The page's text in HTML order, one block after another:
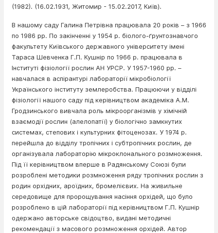
(1982). (16.02.1931, Житомир - 15.02.2017, Київ).
В нашому саду Галина Петрівна працювала 20 років – з 1966
по 1986 рр. По закінченні у 1954 р. біолого-ґрунтознавчого
факультету Київського державного університету імені
Тараса Шевченка Г.П. Кушнір по 1966 р. працювала в
Інституті фізіології рослин АН УРСР. У 1957-1960 рр. –
навчалася в аспірантурі лабораторії мікробіології
Українського інституту землеробства. Працюючи у відділі
фізіології нашого саду під керівництвом академіка А.М.
Гродзинського вивчала роль мікроорганізмів у хімічній
взаємодії рослин (алелопатії) у біологічно замкнутих
системах, степових і культурних фітоценозах. У 1974 р.
перейшла до відділу тропічних і субтропічних рослин, де
організувала лабораторію мікроклонального розмноження.
Під її керівництвом вперше в Радянському Союзі були
розроблені методики розмноження ряду тропічних рослин з
родин орхідних, ароїдних, бромелієвих. На живильне
середовище для пророщування насіння орхідей, що було
розроблено в цій лабораторії під керівництвом Г.П. Кушнір
одержано авторське свідоцтво, видані методичні
рекомендації з масового розмноження орхідей. Автор